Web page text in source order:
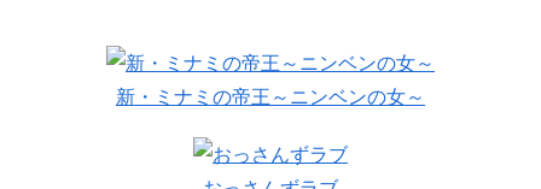
新・ミナミの帝王～ニンベンの女～